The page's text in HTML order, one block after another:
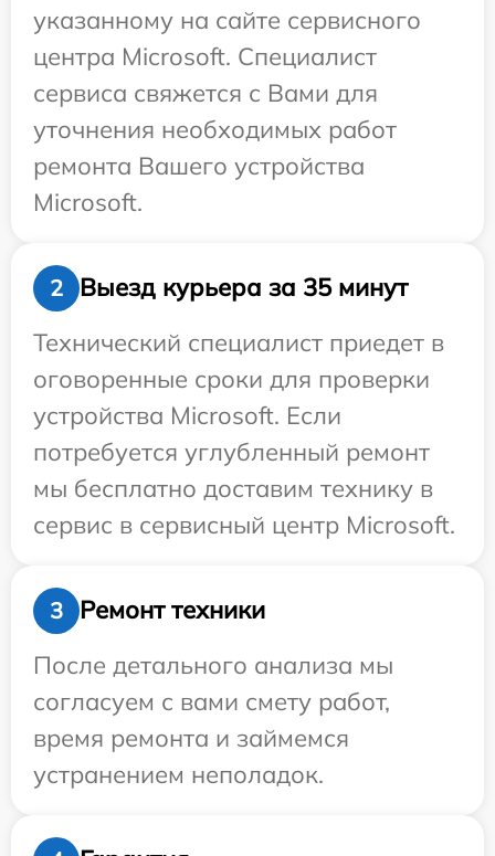
указанному на сайте сервисного
центра Microsoft. Специалист
сервиса свяжется с Вами для
уточнения необходимых работ
ремонта Вашего устройства
Microsoft.
2
Выезд курьера за 35 минут
Технический специалист приедет в
оговоренные сроки для проверки
устройства Microsoft. Если
потребуется углубленный ремонт
мы бесплатно доставим технику в
сервис в сервисный центр Microsoft.
3
Ремонт техники
После детального анализа мы
согласуем с вами смету работ,
время ремонта и займемся
устранением неполадок.